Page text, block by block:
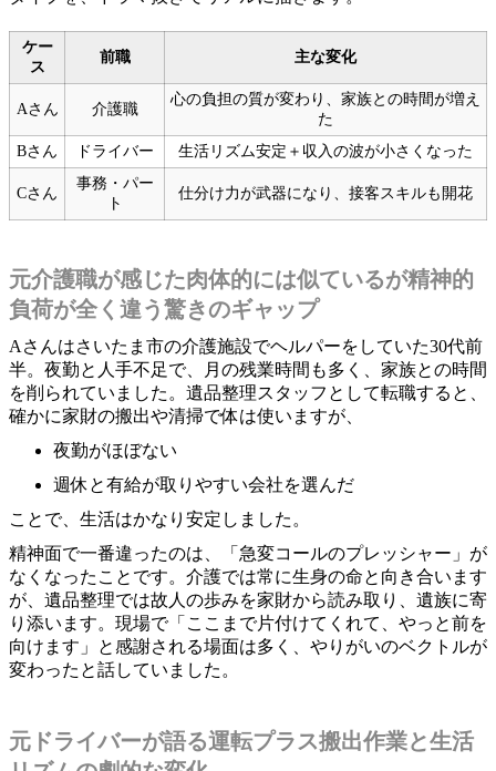
ケー
ス
前職 主な変化
Aさん 介護職
心の負担の質が変わり、家族との時間が増え
た
Bさん
ドライバー 生活リズム安定＋収入の波が小さくなった
Cさん
事務・パー
ト
仕分け力が武器になり、接客スキルも開花
元介護職が感じた肉体的には似ているが精神的
負荷が全く違う驚きのギャップ
Aさんはさいたま市の介護施設でヘルパーをしていた30代前
半。夜勤と人手不足で、月の残業時間も多く、家族との時間
を削られていました。遺品整理スタッフとして転職すると、
確かに家財の搬出や清掃で体は使いますが、
夜勤がほぼない
週休と有給が取りやすい会社を選んだ
ことで、生活はかなり安定しました。
精神面で一番違ったのは、「急変コールのプレッシャー」が
なくなったことです。介護では常に生身の命と向き合います
が、遺品整理では故人の歩みを家財から読み取り、遺族に寄
り添います。現場で「ここまで片付けてくれて、やっと前を
向けます」と感謝される場面は多く、やりがいのベクトルが
変わったと話していました。
元ドライバーが語る運転プラス搬出作業と生活